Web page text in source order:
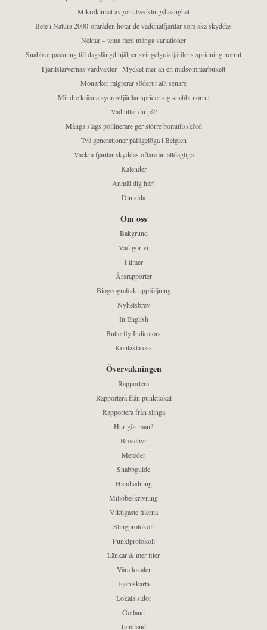
Mikroklimat avgör utvecklingshastighet
Bete i Natura 2000-områden hotar de väddnätfjärilar som ska skyddas
Nektar – tema med många variationer
Snabb anpassning till dagslängd hjälper svingelgräsfjärilens spridning norrut
Fjärilslarvernas värdväxter– Mycket mer än en midsommarbukett
Monarker migrerar söderut allt senare
Mindre kräsna sydrovfjärilar sprider sig snabbt norrut
Vad tittar du på?
Många slags pollinerare ger större bomullsskörd
Två generationer påfågelöga i Belgien
Vackra fjärilar skyddas oftare än alldagliga
Kalender
Anmäl dig här!
Din sida
Om oss
Bakgrund
Vad gör vi
Filmer
Årsrapporter
Biogeografisk uppföljning
Nyhetsbrev
In English
Butterfly Indicators
Kontakta oss
Övervakningen
Rapportera
Rapportera från punktlokal
Rapportera från slinga
Hur gör man?
Broschyr
Metoder
Snabbguide
Handledning
Miljöbeskrivning
Viktigaste filerna
Slingprotokoll
Punktprotokoll
Länkar & mer filer
Våra lokaler
Fjärilskarta
Lokala sidor
Gotland
Jämtland